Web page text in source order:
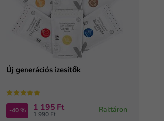
Új generációs ízesítők
-40 % 1 195 Ft
1 990 Ft
Raktáron